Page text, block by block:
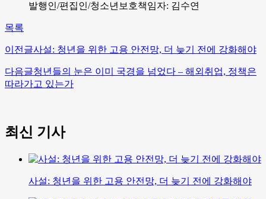
발행인/편집인/청소년보호책임자: 김수연
목록
이전글사설: 청년을 위한 고용 안전망, 더 늦기 전에 강화해야
다음글청년들의 눈은 이미 국경을 넘었다 – 해외취업, 정책은
따라가고 있는가
최신 기사
사설: 청년을 위한 고용 안전망, 더 늦기 전에 강화해야